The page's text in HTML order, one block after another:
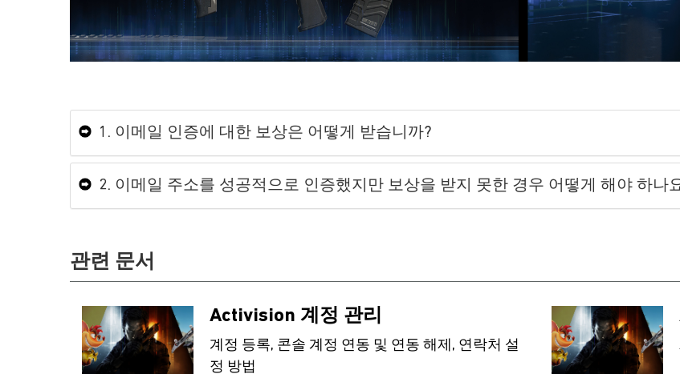
1. 이메일 인증에 대한 보상은 어떻게 받습니까?
2. 이메일 주소를 성공적으로 인증했지만 보상을 받지 못한 경우 어떻게 해야 하나
관련 문서
Activision 계정 관리
계정 등록, 콘솔 계정 연동 및 연동 해제, 연락처 설
정 방법